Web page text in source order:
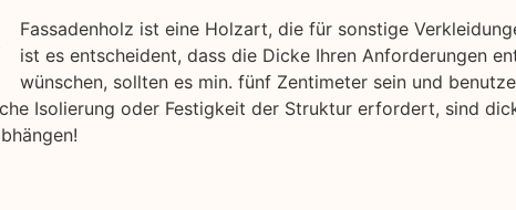
Fassadenholz ist eine Holzart, die für sonstige
ist es entscheident, dass die Dicke Ihren Anforderungen
wünschen, sollten es min. fünf Zentimeter sein und
Isolierung oder Festigkeit der Struktur erfordert, sind